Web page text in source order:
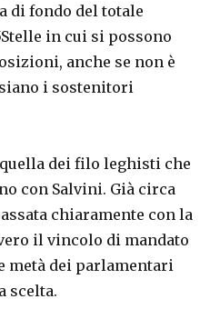
di fondo del totale
in cui si possono
anche se non è
i sostenitori
dei filo leghisti che
con Salvini. Già circa
chiaramente con la
il vincolo di mandato
metà dei parlamentari
scelta.